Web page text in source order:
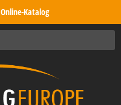
Online-Katalog